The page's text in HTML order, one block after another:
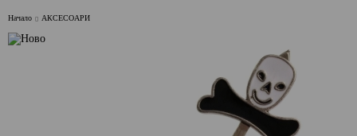
Начало АКСЕСОАРИ